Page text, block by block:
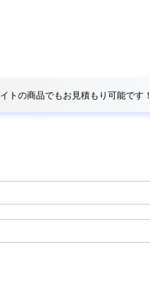
トの商品でもお見積もり可能です！